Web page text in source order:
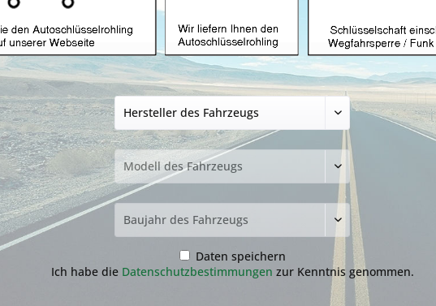
Autoschlüssel mit Funk Autoschlüssel ohne Funk
Autoschlüssel nicht
Daten speichern
Ich habe die Datenschutzbestimmungen zur Kenntnis genommen.